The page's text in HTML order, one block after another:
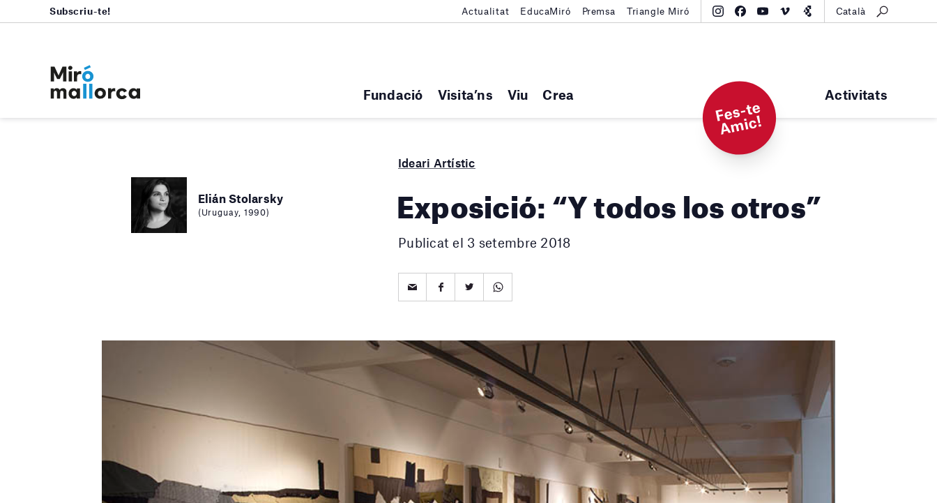
Fundació Visita’ns Viu Crea Activitats
Subscriu-te! Actualitat EducaMiró Premsa Triangle Miró Català
F
e
s-t
e
A
mi
c!
Elián Stolarsky
(Uruguay, 1990)
Ideari Artístic
Exposició: “Y todos los otros”
Publicat el 3 setembre 2018